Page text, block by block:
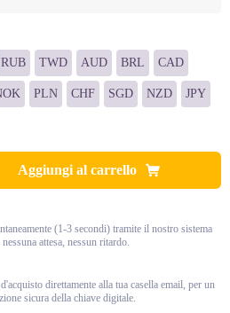
RUB TWD AUD BRL CAD
PLN CHF SGD NZD JPY
Aggiungi al carrello
(1-3 secondi) tramite il nostro sistema
attesa, nessun ritardo.
direttamente alla tua casella email, per un
sicura della chiave digitale.